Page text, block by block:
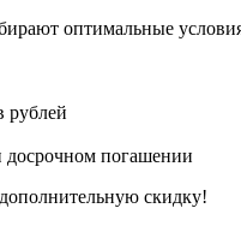
оптимальные
рублей
досрочном погашении
скидку!